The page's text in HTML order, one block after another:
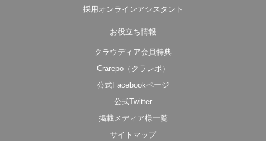
採用オンラインアシスタント
お役立ち情報
クラウディア会員特典
Crarepo（クラレポ）
公式Facebookページ
公式Twitter
掲載メディア様一覧
サイトマップ